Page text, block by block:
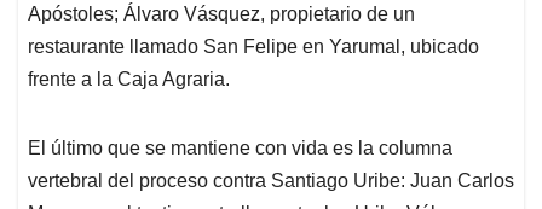
Apóstoles; Álvaro Vásquez, propietario de un
restaurante llamado San Felipe en Yarumal, ubicado
frente a la Caja Agraria.
El último que se mantiene con vida es la columna
vertebral del proceso contra Santiago Uribe: Juan Carlos